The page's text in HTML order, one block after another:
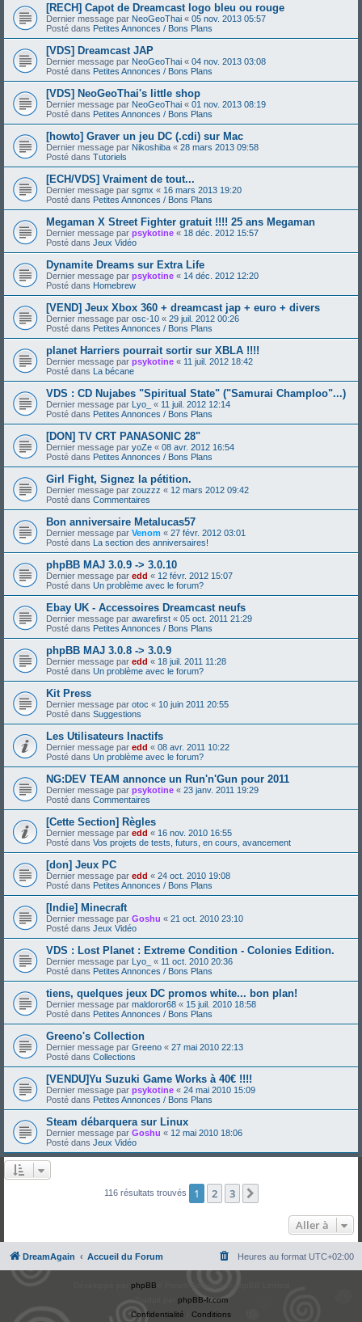
[RECH] Capot de Dreamcast logo bleu ou rouge
Dernier message par NeoGeoThai « 05 nov. 2013 05:57
Posté dans Petites Annonces / Bons Plans
[VDS] Dreamcast JAP
Dernier message par NeoGeoThai « 04 nov. 2013 03:08
Posté dans Petites Annonces / Bons Plans
[VDS] NeoGeoThai's little shop
Dernier message par NeoGeoThai « 01 nov. 2013 08:19
Posté dans Petites Annonces / Bons Plans
[howto] Graver un jeu DC (.cdi) sur Mac
Dernier message par Nikoshiba « 28 mars 2013 09:58
Posté dans Tutoriels
[ECH/VDS] Vraiment de tout...
Dernier message par sgmx « 16 mars 2013 19:20
Posté dans Petites Annonces / Bons Plans
Megaman X Street Fighter gratuit !!!! 25 ans Megaman
Dernier message par psykotine « 18 déc. 2012 15:57
Posté dans Jeux Vidéo
Dynamite Dreams sur Extra Life
Dernier message par psykotine « 14 déc. 2012 12:20
Posté dans Homebrew
[VEND] Jeux Xbox 360 + dreamcast jap + euro + divers
Dernier message par osc-10 « 29 juil. 2012 00:26
Posté dans Petites Annonces / Bons Plans
planet Harriers pourrait sortir sur XBLA !!!!
Dernier message par psykotine « 11 juil. 2012 18:42
Posté dans La bécane
VDS : CD Nujabes "Spiritual State" ("Samurai Champloo"...)
Dernier message par Lyo_ « 11 juil. 2012 12:14
Posté dans Petites Annonces / Bons Plans
[DON] TV CRT PANASONIC 28"
Dernier message par yoZe « 08 avr. 2012 16:54
Posté dans Petites Annonces / Bons Plans
Girl Fight, Signez la pétition.
Dernier message par zouzzz « 12 mars 2012 09:42
Posté dans Commentaires
Bon anniversaire Metalucas57
Dernier message par Venom « 27 févr. 2012 03:01
Posté dans La section des anniversaires!
phpBB MAJ 3.0.9 -> 3.0.10
Dernier message par edd « 12 févr. 2012 15:07
Posté dans Un problème avec le forum?
Ebay UK - Accessoires Dreamcast neufs
Dernier message par awarefirst « 05 oct. 2011 21:29
Posté dans Petites Annonces / Bons Plans
phpBB MAJ 3.0.8 -> 3.0.9
Dernier message par edd « 18 juil. 2011 11:28
Posté dans Un problème avec le forum?
Kit Press
Dernier message par otoc « 10 juin 2011 20:55
Posté dans Suggestions
Les Utilisateurs Inactifs
Dernier message par edd « 08 avr. 2011 10:22
Posté dans Un problème avec le forum?
NG:DEV TEAM annonce un Run'n'Gun pour 2011
Dernier message par psykotine « 23 janv. 2011 19:29
Posté dans Commentaires
[Cette Section] Règles
Dernier message par edd « 16 nov. 2010 16:55
Posté dans Vos projets de tests, futurs, en cours, avancement
[don] Jeux PC
Dernier message par edd « 24 oct. 2010 19:08
Posté dans Petites Annonces / Bons Plans
[Indie] Minecraft
Dernier message par Goshu « 21 oct. 2010 23:10
Posté dans Jeux Vidéo
VDS : Lost Planet : Extreme Condition - Colonies Edition.
Dernier message par Lyo_ « 11 oct. 2010 20:36
Posté dans Petites Annonces / Bons Plans
tiens, quelques jeux DC promos white... bon plan!
Dernier message par maldoror68 « 15 juil. 2010 18:58
Posté dans Petites Annonces / Bons Plans
Greeno's Collection
Dernier message par Greeno « 27 mai 2010 22:13
Posté dans Collections
[VENDU]Yu Suzuki Game Works à 40€ !!!!
Dernier message par psykotine « 24 mai 2010 15:09
Posté dans Petites Annonces / Bons Plans
Steam débarquera sur Linux
Dernier message par Goshu « 12 mai 2010 18:06
Posté dans Jeux Vidéo
116 résultats trouvés 1 2 3
Aller à
DreamAgain Accueil du Forum Heures au format UTC+02:00
phpBB
phpBB-fr.com
Confidentialité
Conditions